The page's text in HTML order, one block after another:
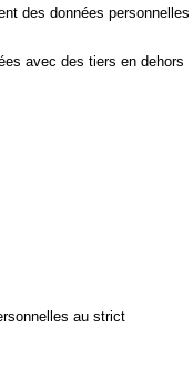
des données personnelles
avec des tiers en dehors
au strict